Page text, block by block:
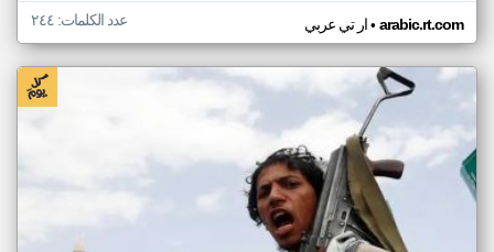
ار تي عربي• arabic.rt.com عدد الكلمات: ٢٤٤